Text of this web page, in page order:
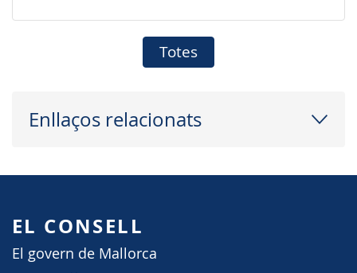
Totes
Enllaços relacionats
EL CONSELL
El govern de Mallorca